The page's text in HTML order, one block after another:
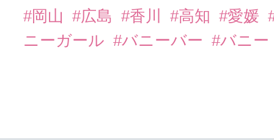
#岡山
#広島 #香川 #高知 #愛媛
ニーガール #バニーバー #バニー